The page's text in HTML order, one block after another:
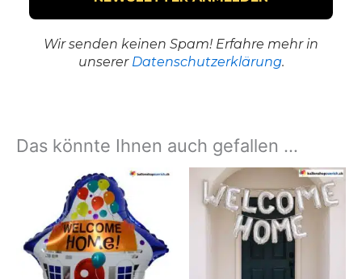
Wir senden keinen Spam! Erfahre mehr in
unserer Datenschutzerklärung.
Das könnte Ihnen auch gefallen …
Dieses
Produkt
weist